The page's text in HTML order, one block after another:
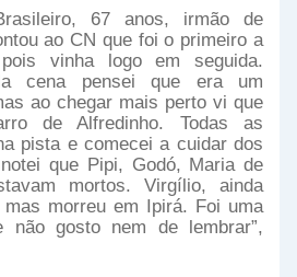
67 anos, irmão de
ao CN que foi o primeiro a
vinha logo em seguida.
cena pensei que era um
ao chegar mais perto vi que
de Alfredinho. Todas as
pista e comecei a cuidar dos
que Pipi, Godó, Maria de
mortos. Virgílio, ainda
morreu em Ipirá. Foi uma
gosto nem de lembrar”,